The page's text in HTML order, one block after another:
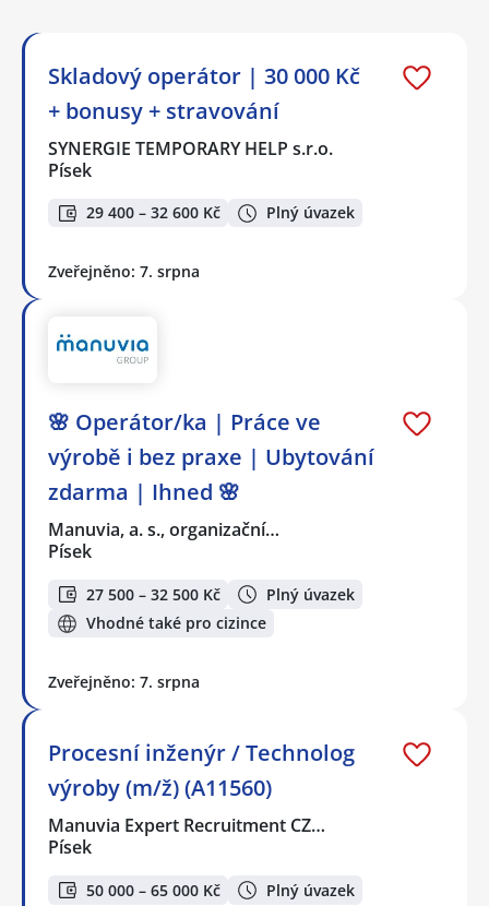
Skladový operátor | 30 000 Kč
+ bonusy + stravování
SYNERGIE TEMPORARY HELP s.r.o.
Písek
29 400 – 32 600 Kč Plný úvazek
Zveřejněno: 7. srpna
🌸 Operátor/ka | Práce ve
výrobě i bez praxe | Ubytování
zdarma | Ihned 🌸
Manuvia, a. s., organizační…
Písek
27 500 – 32 500 Kč
Plný úvazek
Vhodné také pro cizince
Zveřejněno: 7. srpna
Procesní inženýr / Technolog
výroby (m/ž) (A11560)
Manuvia Expert Recruitment CZ…
Písek
50 000 – 65 000 Kč Plný úvazek